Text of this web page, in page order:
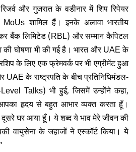
और गुजरात के वडीनार में शिप रिपेयर
शामिल हैं। इनके अलावा भारतीय
बैंक लिमिटेड (RBL) और सम्मान कैपिटल
घोषणा भी की गई है। भारत और UAE के
के लिए एक फ्रेमवर्क पर भी एग्रीमेंट हुआ
के राष्ट्रपति के बीच प्रतिनिधिमंडल-
Level Talks) भी हुई, जिसमें उन्होंने कहा,
हृदय से बहुत आभार व्यक्त करता हूँ।
घर आया हूँ। ये शब्द ये भाव मेरे जीवन की
वायुसेना के जहाजों ने एस्कॉर्ट किया। ये